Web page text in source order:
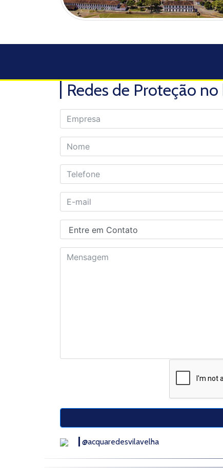
Redes de Proteção
@acquaredesvilavelha